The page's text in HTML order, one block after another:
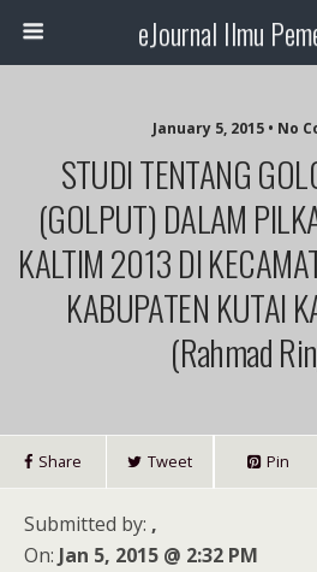
eJournal Ilmu
January 5, 2015 • No
STUDI TENTANG
(GOLPUT) DALAM
KALTIM 2013 DI
KABUPATEN KUTAI
(Rahmad
Share Tweet Pin
Submitted by: ,
On: Jan 5, 2015 @ 2:32 PM